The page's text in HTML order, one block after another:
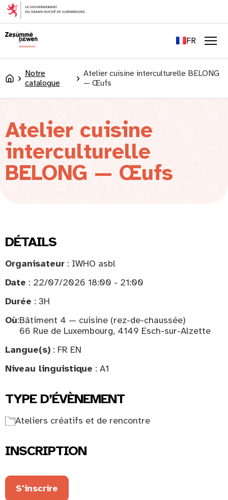
principal
FR
LU
Accueil
Notre
catalogue
Atelier cuisine interculturelle BELONG
— Œufs
Atelier cuisine
interculturelle
BELONG — Œufs
DÉTAILS
Organisateur : IWHO asbl
Date : 22/07/2026 18:00 - 21:00
Durée : 3H
Où:Bâtiment 4 — cuisine (rez-de-chaussée)
66 Rue de Luxembourg, 4149 Esch-sur-Alzette
Langue(s) : FR EN
Niveau linguistique : A1
TYPE D’ÉVÈNEMENT
Ateliers créatifs et de rencontre
INSCRIPTION
S'inscrire